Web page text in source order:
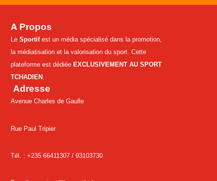
A Propos
LeSportifest un média spécialisé dans la promotion,
la médiatisation et la valorisation du sport. Cette
plateforme est dédiée EXCLUSIVEMENT AU SPORT
TCHADIEN .
Adresse
Avenue Charles de Gaulle
Rue Paul Tripier
Tél. : +235 66411307 /93103730